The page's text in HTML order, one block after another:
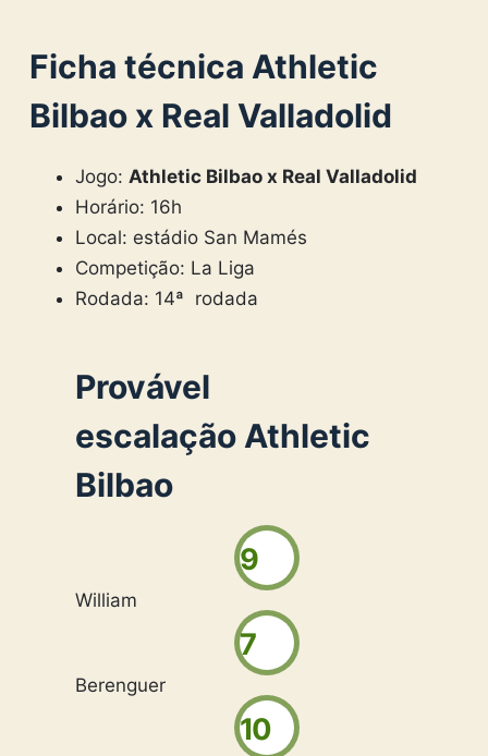
Ficha técnica Athletic
Bilbao x Real Valladolid
Jogo: Athletic Bilbao x Real Valladolid
Horário: 16h
Local: estádio San Mamés
Competição: La Liga
Rodada: 14ª rodada
Provável
escalação Athletic
Bilbao
9
William
7
Berenguer
10